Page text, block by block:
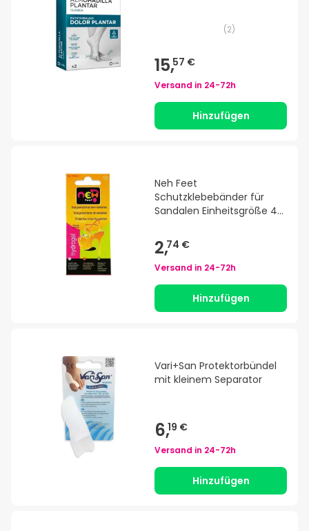
(2)
15,57 €
Versand in 24-72h
Hinzufügen
Neh Feet
Schutzklebebänder für
Sandalen Einheitsgröße 4
2,74 €
Versand in 24-72h
Hinzufügen
Vari+San Protektorbündel
mit kleinem Separator
6,19 €
Versand in 24-72h
Hinzufügen